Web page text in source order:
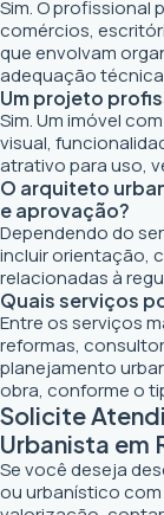
Sim. O profissional
comércios,
que envolvam
adequação
Um projeto
Sim. Um imóvel
visual,
atrativo para uso,
O arquiteto
e aprovação?
Dependendo do
incluir orientação,
relacionadas à
Quais serviços
Entre os serviços
reformas,
planejamento
obra, conforme o
Solicite
Urbanista em
Se você deseja
ou urbanístico